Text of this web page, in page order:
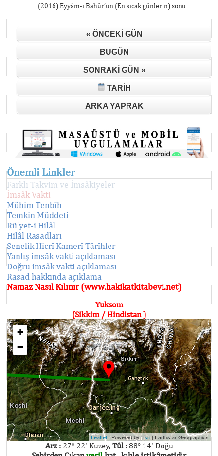
(2016) Eyyâm-ı Bahûr’un (En sıcak günlerin) sonu
« ÖNCEKI GÜN
BUGÜN
SONRAKI GÜN »
TARIH
ARKA YAPRAK
Önemli Linkler
Farklı Takvim ve İmsâkiyeler
İmsâk Vakti
Mühim Tenbîh
Temkin Müddeti
Rü'yet-i Hilâl
Hilâl Rasadları
Senelik Hicrî Kamerî Târîhler
Yanlış imsâk vakti açıklaması
Doğru imsâk vakti açıklaması
Rasad hakkında açıklama
Namaz Nasıl Kılınır (www.hakikatkitabevi.net)
Yuksom
(Sikkim / Hindistan )
+
−
Leaflet | Powered byEsri| Earthstar Geographics
Arz :27° 22' Kuzey, Tûl :88° 14' Doğu